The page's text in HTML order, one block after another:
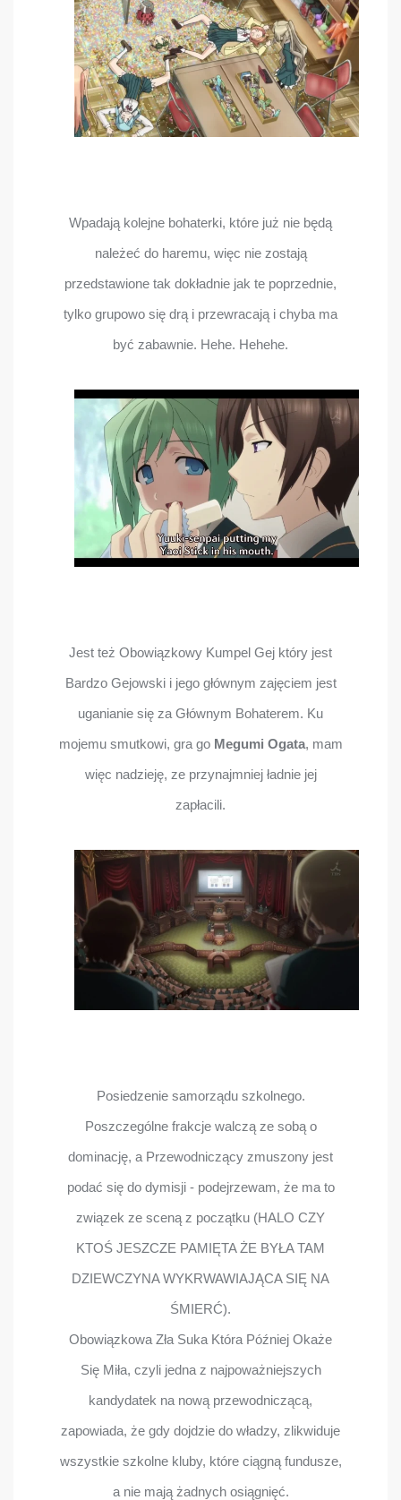
Wpadają kolejne bohaterki, które już nie będą
należeć do haremu, więc nie zostają
przedstawione tak dokładnie jak te poprzednie,
tylko grupowo się drą i przewracają i chyba ma
być zabawnie. Hehe. Hehehe.
Jest też Obowiązkowy Kumpel Gej który jest
Bardzo Gejowski i jego głównym zajęciem jest
uganianie się za Głównym Bohaterem. Ku
mojemu smutkowi, gra go Megumi Ogata, mam
więc nadzieję, ze przynajmniej ładnie jej
zapłacili.
Posiedzenie samorządu szkolnego.
Poszczególne frakcje walczą ze sobą o
dominację, a Przewodniczący zmuszony jest
podać się do dymisji - podejrzewam, że ma to
związek ze sceną z początku (HALO CZY
KTOŚ JESZCZE PAMIĘTA ŻE BYŁA TAM
DZIEWCZYNA WYKRWAWIAJĄCA SIĘ NA
ŚMIERĆ).
Obowiązkowa Zła Suka Która Później Okaże
Się Miła, czyli jedna z najpoważniejszych
kandydatek na nową przewodniczącą,
zapowiada, że gdy dojdzie do władzy, zlikwiduje
wszystkie szkolne kluby, które ciągną fundusze,
a nie mają żadnych osiągnięć.